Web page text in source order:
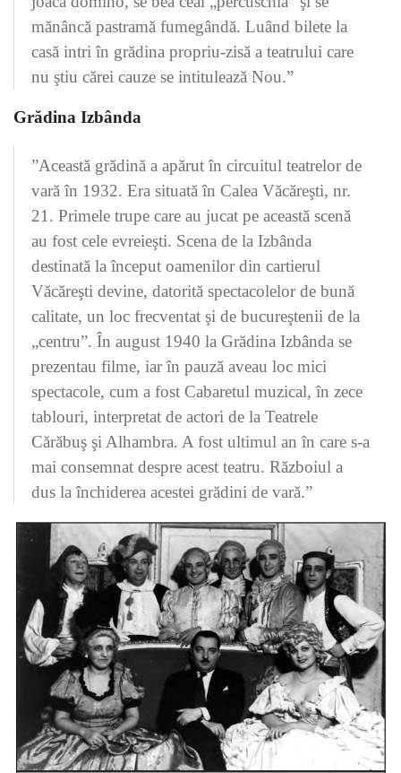
mănâncă pastramă fumegândă. Luând bilete la
casă intri în grădina propriu-zisă a teatrului care
nu ştiu cărei cauze se intitulează Nou.”
Grădina Izbânda
”Această grădină a apărut în circuitul teatrelor de
vară în 1932. Era situată în Calea Văcăreşti, nr.
21. Primele trupe care au jucat pe această scenă
au fost cele evreieşti. Scena de la Izbânda
destinată la început oamenilor din cartierul
Văcăreşti devine, datorită spectacolelor de bună
calitate, un loc frecventat şi de bucureştenii de la
„centru”. În august 1940 la Grădina Izbânda se
prezentau filme, iar în pauză aveau loc mici
spectacole, cum a fost Cabaretul muzical, în zece
tablouri, interpretat de actori de la Teatrele
Cărăbuş şi Alhambra. A fost ultimul an în care s-a
mai consemnat despre acest teatru. Războiul a
dus la închiderea acestei grădini de vară.”